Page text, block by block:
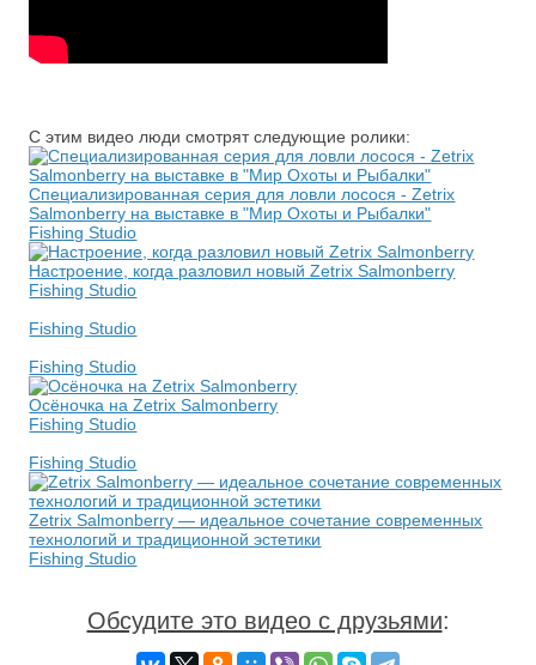
С этим видео люди смотрят следующие ролики:
Специализированная серия для ловли лосося - Zetrix
Salmonberry на выставке в "Мир Охоты и Рыбалки"
Fishing Studio
Настроение, когда разловил новый Zetrix Salmonberry
Fishing Studio
Fishing Studio
Fishing Studio
Осёночка на Zetrix Salmonberry
Fishing Studio
Fishing Studio
Zetrix Salmonberry — идеальное сочетание современных
технологий и традиционной эстетики
Fishing Studio
Обсудите это видео с друзьями: